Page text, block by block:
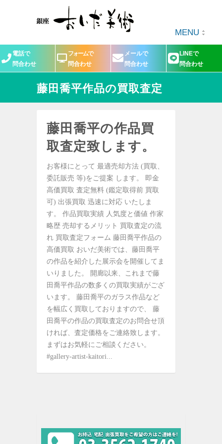
MENU
電話で
問合わせ
フォームで
問合わせ
メールで
問合わせ
LINEで
問合わせ
藤田喬平作品の買取査定
藤田喬平の作品買
取査定致します。
お客様にとって 最適売却方法 (買取、
委託販売 等)をご提案 します。 即金
高価買取 査定無料 (鑑定取得前 買取
可) 出張買取 迅速に対応 いたしま
す。 作品買取実績 人気度と価値 作家
略歴 売却するメリット 買取査定の流
れ 買取査定フォーム 藤田喬平作品の
高価買取 おいだ美術では、藤田喬平
の作品を紹介した展示会を開催してま
いりました。 開廊以来、これまで藤
田喬平作品の数多くの買取実績がござ
います。 藤田喬平のガラス作品など
を幅広く買取しておりますので、 藤
田喬平の作品の買取査定のお問合せ頂
ければ、査定価格をご連絡致します。
まずはお気軽にご相談ください。
#gallery-artist-kaitori...